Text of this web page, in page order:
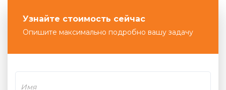
Узнайте стоимость сейчас
Опишите максимально подробно вашу задачу